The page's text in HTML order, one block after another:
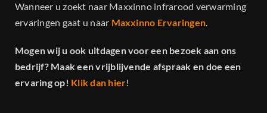
Wanneer u zoekt naar Maxxinno infrarood verwarming
ervaringen gaat u naar Maxxinno Ervaringen.
Mogen wij u ook uitdagen voor een bezoek aan ons
bedrijf? Maak een vrijblijvende afspraak en doe een
ervaring op! Klik dan hier!